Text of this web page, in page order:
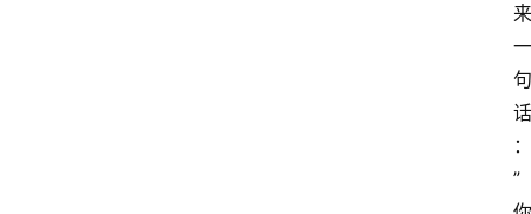
来
一
句
话
：
”